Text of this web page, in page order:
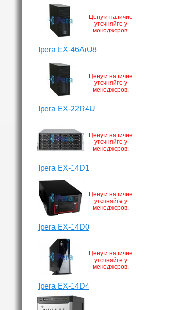
Цену и наличие
уточняйте у
менеджеров.
Ipera EX-46AiO8
Цену и наличие
уточняйте у
менеджеров.
Ipera EX-22R4U
Цену и наличие
уточняйте у
менеджеров.
Ipera EX-14D1
Цену и наличие
уточняйте у
менеджеров.
Ipera EX-14D0
Цену и наличие
уточняйте у
менеджеров.
Ipera EX-14D4